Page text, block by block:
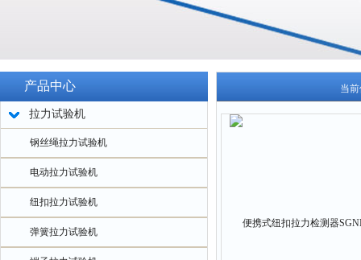
产品中心
拉力试验机
钢丝绳拉力试验机
电动拉力试验机
纽扣拉力试验机
弹簧拉力试验机
当